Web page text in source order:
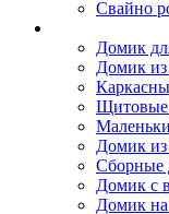
Свайно
Домик
Домик из
Щитовые
Домик
Сборные
Домик с
Домик на